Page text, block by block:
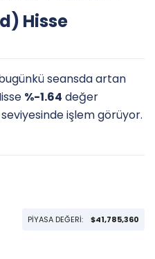
Hisse
seansda artan
%-1.64 değer
seviyesinde işlem görüyor.
PİYASA DEĞERİ: $41,785,360